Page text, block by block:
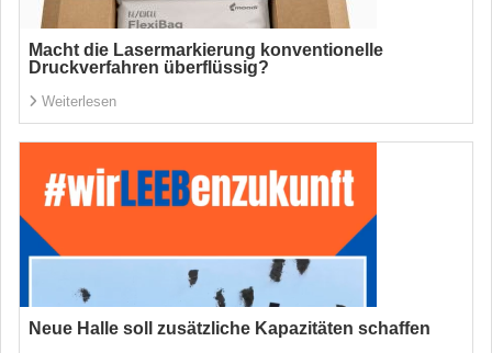
Macht die Lasermarkierung konventionelle
Druckverfahren überflüssig?
Weiterlesen
Neue Halle soll zusätzliche Kapazitäten schaffen